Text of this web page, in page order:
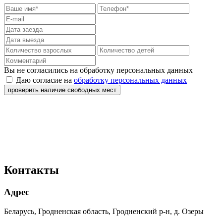
Вы не согласились на обработку персональных данных
Даю согласие на обработку персональных данных
проверить наличие свободных мест
Контакты
Адрес
Беларусь, Гродненская область, Гродненский р-н, д. Озеры